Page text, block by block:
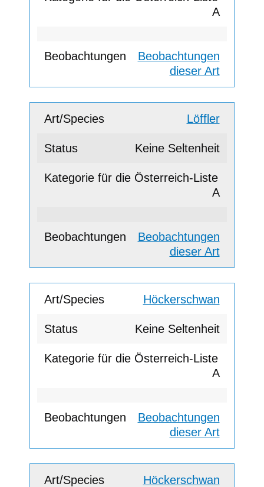
A
Beobachtungen
dieser Art
Löffler
Keine Seltenheit
A
Beobachtungen
dieser Art
Höckerschwan
Keine Seltenheit
A
Beobachtungen
dieser Art
Höckerschwan